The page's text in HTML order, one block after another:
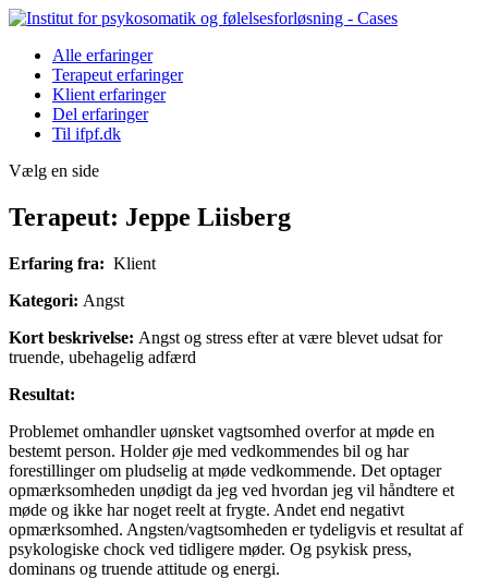
Alle erfaringer
Terapeut erfaringer
Klient erfaringer
Del erfaringer
Til ifpf.dk
Vælg en side
Terapeut: Jeppe Liisberg
Erfaring fra: Klient
Kategori: Angst
Kort beskrivelse: Angst og stress efter at være blevet udsat for
truende, ubehagelig adfærd
Resultat:
Problemet omhandler uønsket vagtsomhed overfor at møde en
bestemt person. Holder øje med vedkommendes bil og har
forestillinger om pludselig at møde vedkommende. Det optager
opmærksomheden unødigt da jeg ved hvordan jeg vil håndtere et
møde og ikke har noget reelt at frygte. Andet end negativt
opmærksomhed. Angsten/vagtsomheden er tydeligvis et resultat af
psykologiske chock ved tidligere møder. Og psykisk press,
dominans og truende attitude og energi.